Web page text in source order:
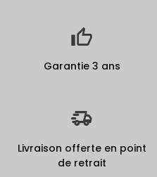
Garantie 3 ans
Livraison offerte en point
de retrait